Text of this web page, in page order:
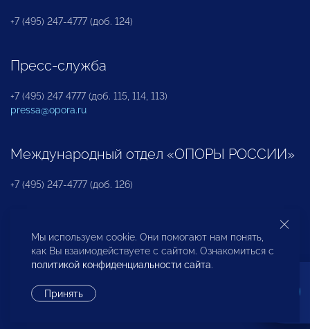
+7 (495) 247-4777 (доб. 124)
Пресс-служба
+7 (495) 247 4777 (доб. 115, 114, 113)
pressa@opora.ru
Международный отдел «ОПОРЫ РОССИИ»
+7 (495) 247-4777 (доб. 126)
Бюро по защите прав предпринимателей и
инвесторов
Мы используем cookie. Они помогают нам понять,
как Вы взаимодействуете с сайтом. Ознакомиться с
политикой конфиденциальности сайта.
Принять